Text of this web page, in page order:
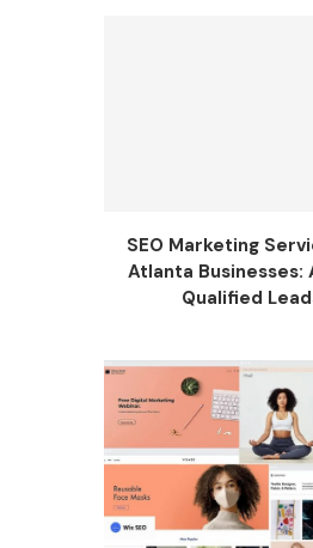
SEO Marketing
Atlanta
Qualified